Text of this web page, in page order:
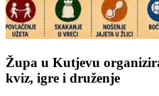
Župa u Kutjevu
kviz, igre i druženje